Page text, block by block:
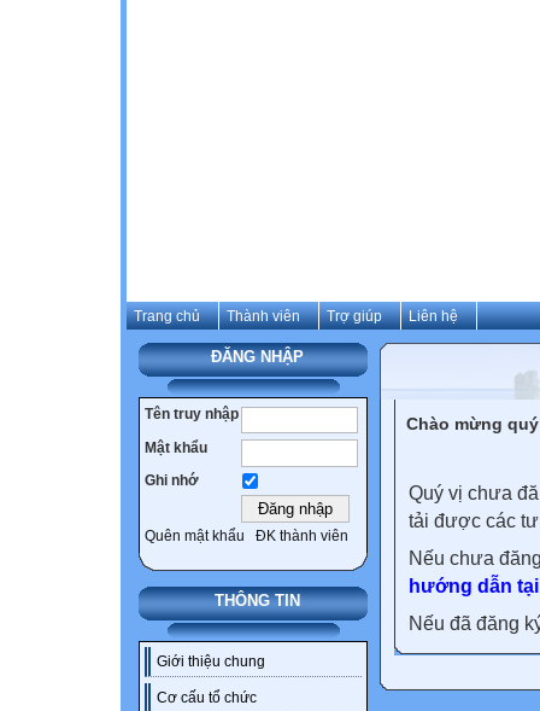
Trang chủ Thành viên Trợ giúp Liên hệ
ĐĂNG NHẬP
Tên truy nhập
Mật khẩu
Ghi nhớ
Quên mật khẩu ĐK thành viên
THÔNG TIN
Giới thiệu chung
Cơ cấu tổ chức
Chào mừng
Quý vị chưa
tải được các
Nếu chưa
hướng dẫn
Nếu đã đăng